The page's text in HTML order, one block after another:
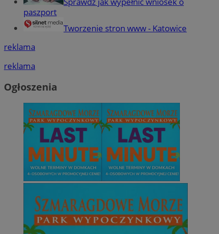
paszport
Tworzenie stron www - Katowice
reklama
reklama
Ogłoszenia